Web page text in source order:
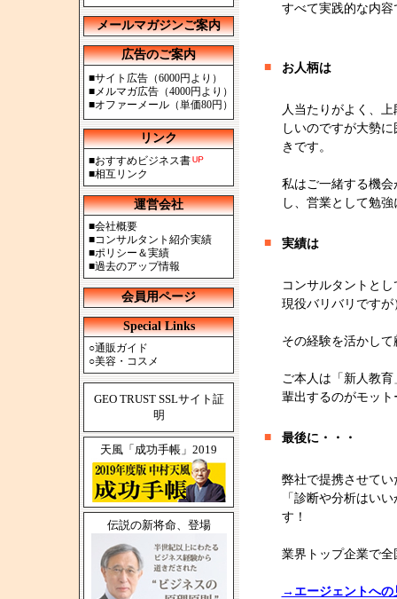
メールマガジンご案内
広告のご案内
■サイト広告（6000円より）
■メルマガ広告（4000円より）
■オファーメール（単価80円）
リンク
■おすすめビジネス書
■相互リンク
運営会社
■会社概要
■コンサルタント紹介実績
■ポリシー＆実績
■過去のアップ情報
会員用ページ
Special Links
○通販ガイド
○美容・コスメ
GEO TRUST SSLサイト証
明
天風「成功手帳」2019
伝説の新将命、登場
すべて実践的な内容
■ お人柄は
人当たりがよく、
しいのですが大勢
きです。
私はご一緒する機
し、営業として勉
■ 実績は
コンサルタントと
現役バリバリです
その経験を活かし
ご本人は「新人教
輩出するのがモッ
■ 最後に・・・
弊社で提携させて
「診断や分析はい
す！
業界トップ企業で
→エージェントへの